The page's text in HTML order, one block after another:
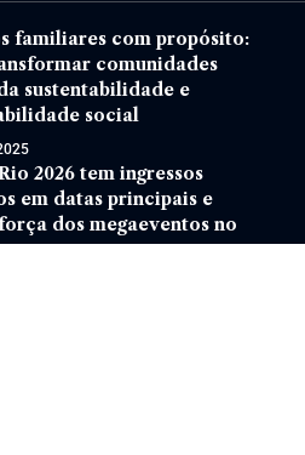
familiares com propósito:
comunidades
sustentabilidade e
social
2026 tem ingressos
em datas principais e
dos megaeventos no